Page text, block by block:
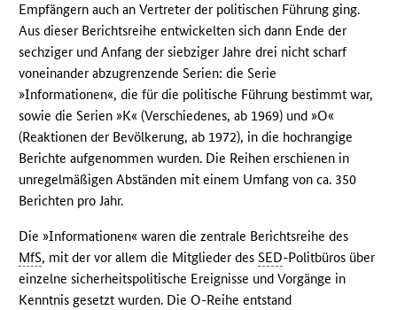
Empfängern auch an Vertreter der politischen Führung ging.
Aus dieser Berichtsreihe entwickelten sich dann Ende der
sechziger und Anfang der siebziger Jahre drei nicht scharf
voneinander abzugrenzende Serien: die Serie
»Informationen«, die für die politische Führung bestimmt war,
sowie die Serien »K« (Verschiedenes, ab 1969) und »O«
(Reaktionen der Bevölkerung, ab 1972), in die hochrangige
Berichte aufgenommen wurden. Die Reihen erschienen in
unregelmäßigen Abständen mit einem Umfang von ca. 350
Berichten pro Jahr.
Die »Informationen« waren die zentrale Berichtsreihe des
MfS, mit der vor allem die Mitglieder desSED-Politbüros über
einzelne sicherheitspolitische Ereignisse und Vorgänge in
Kenntnis gesetzt wurden. Die O-Reihe entstand